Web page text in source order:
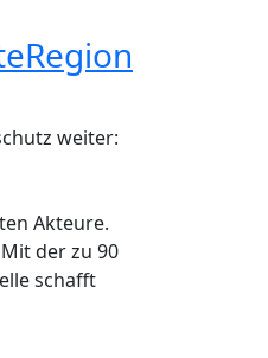
weiter:
Akteure.
der zu 90
schafft